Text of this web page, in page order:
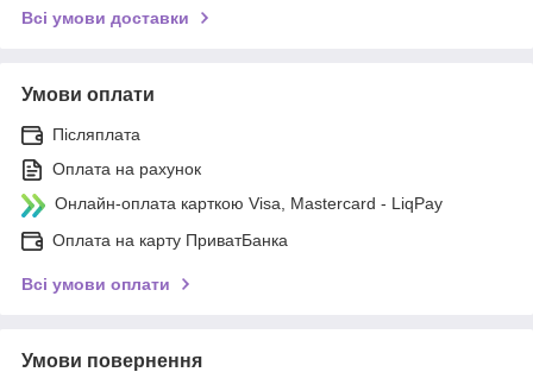
Всі умови доставки
Умови оплати
Післяплата
Оплата на рахунок
Онлайн-оплата карткою Visa, Mastercard - LiqPay
Оплата на карту ПриватБанка
Всі умови оплати
Умови повернення